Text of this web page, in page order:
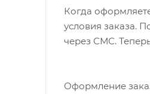
Когда
условия заказа.
через СМС.
Оформление